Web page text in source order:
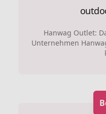
Hanwag Outlet:
Unternehmen